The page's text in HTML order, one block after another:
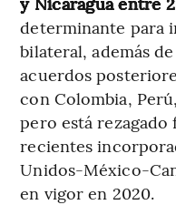
determinante para
bilateral, además
acuerdos
con Colombia,
pero está rezagado
recientes
Unidos-México-
en vigor en 2020.